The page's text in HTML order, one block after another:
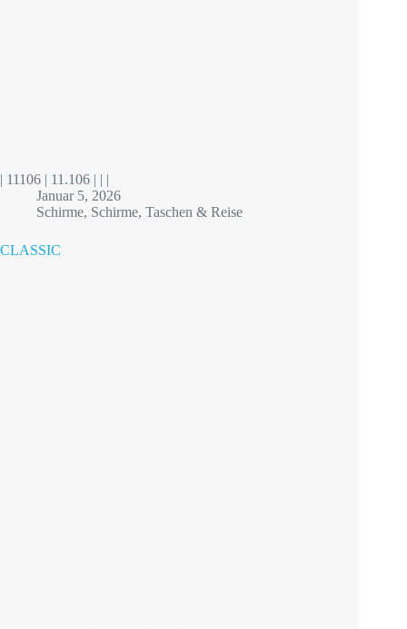
| 11106 | 11.106 | | |
Januar 5, 2026
Schirme, Schirme, Taschen & Reise
CLASSIC